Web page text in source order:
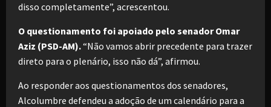
disso completamente”, acrescentou.
O questionamento foi apoiado pelo senador Omar
Aziz (PSD-AM).“Não vamos abrir precedente para trazer
direto para o plenário, isso não dá”, afirmou.
Ao responder aos questionamentos dos senadores,
Alcolumbre defendeu a adoção de um calendário para a